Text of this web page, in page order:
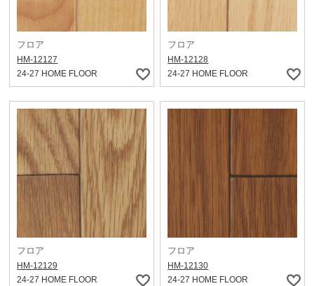
フロア
HM-12127
24-27 HOME FLOOR
フロア
HM-12128
24-27 HOME FLOOR
フロア
HM-12129
24-27 HOME FLOOR
フロア
HM-12130
24-27 HOME FLOOR